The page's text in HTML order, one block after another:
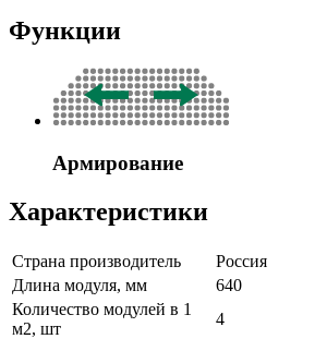
Функции
Армирование
Характеристики
Страна производитель
Россия
Длина модуля, мм
640
Количество модулей в 1
м2, шт
4